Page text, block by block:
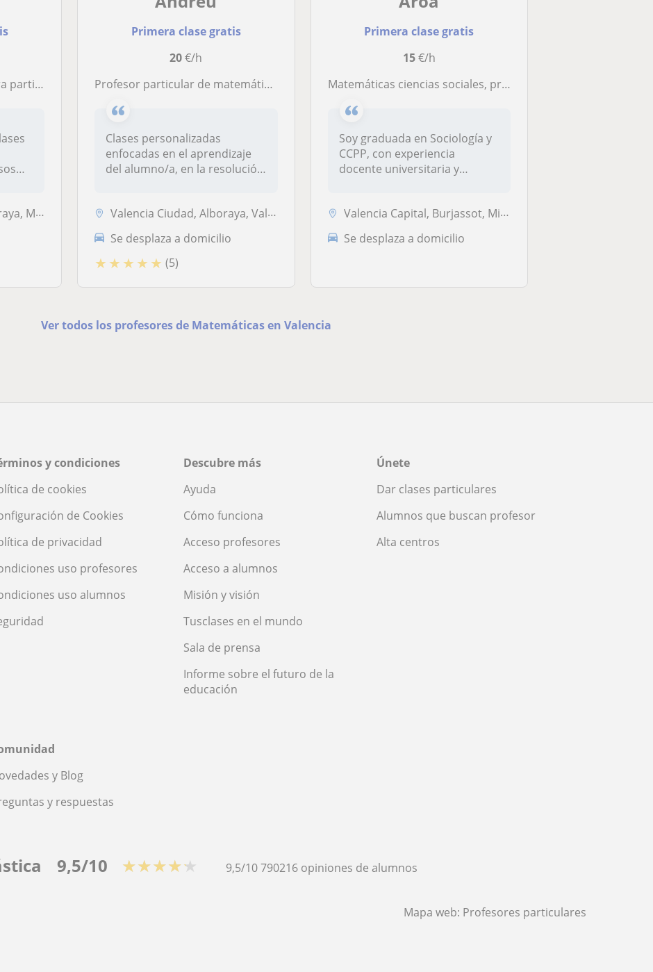
exámenes , etc
Blanques
Primera clase gratis
20€/h
Profesor particular de matemáticas con experiencia en diferentes cursos y niveles
Clases personalizadas
enfocadas en el aprendizaje
del alumno/a, en la resolución
Valencia Ciudad, Alboraya, Valencia (Ciudad), Benetússer, Burjassot, C...
Se desplaza a domicilio
★ ★ ★ ★ ★ (5)
Primera clase gratis
15€/h
Matemáticas ciencias sociales, preparación PAU
Soy graduada en Sociología y
CCPP, con experiencia
docente universitaria y
Valencia Capital, Burjassot, Mislata
Se desplaza a domicilio
Ver todos los profesores de Matemáticas en Valencia
y condiciones
de cookies
de Cookies
de privacidad
uso profesores
uso alumnos
Descubre más
Ayuda
Cómo funciona
Acceso profesores
Acceso a alumnos
Misión y visión
Tusclases en el mundo
Sala de prensa
Informe sobre el futuro de la
educación
Únete
Dar clases particulares
Alumnos que buscan profesor
Alta centros
y Blog
y respuestas
9,5/10 ★★★★★ 9,5/10790216 opiniones de alumnos
Mapa web: Profesores particulares